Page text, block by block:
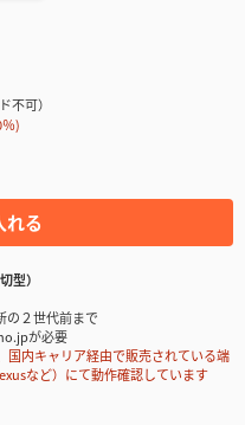
不可）
)
れる
型）
の２世代前まで
が必要
内キャリア経由で販売されている端
など）にて動作確認しています